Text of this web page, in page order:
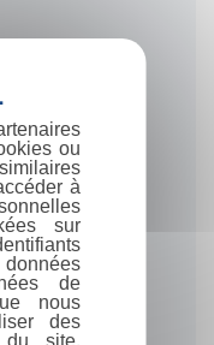
ou
à
sur
de
nous
des
du site,